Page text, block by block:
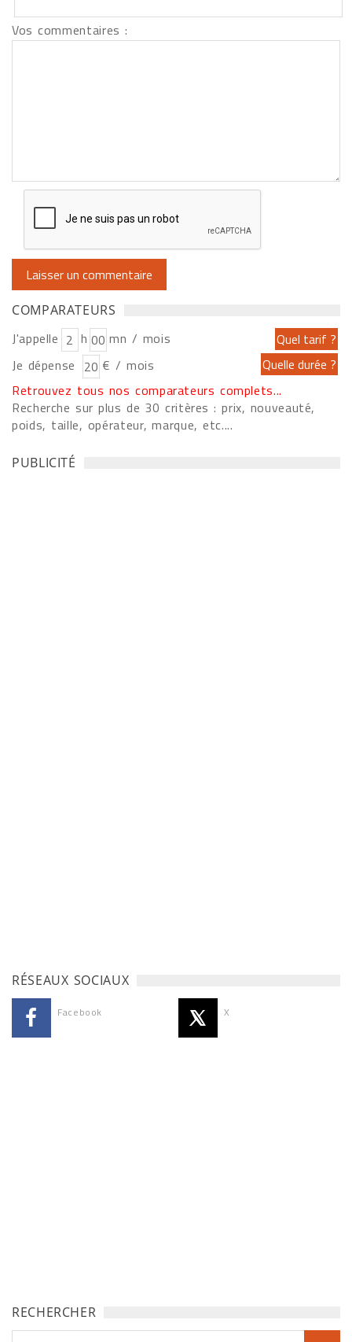
Vos commentaires :
COMPARATEURS
J'appelle h
mn / mois
Je dépense
€ / mois
Retrouvez tous nos comparateurs complets...
Recherche sur plus de 30 critères : prix, nouveauté,
poids, taille, opérateur, marque, etc....
PUBLICITÉ
RÉSEAUX SOCIAUX
Facebook X
RECHERCHER